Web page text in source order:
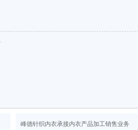
峰德针织内衣承接内衣产品加工销售业务